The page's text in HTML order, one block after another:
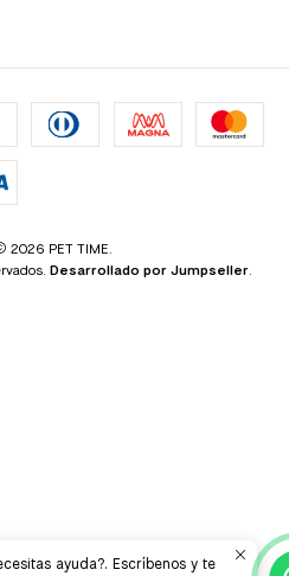
2026 PET TIME.
Desarrollado por Jumpseller.
ayuda?. Escríbenos y te